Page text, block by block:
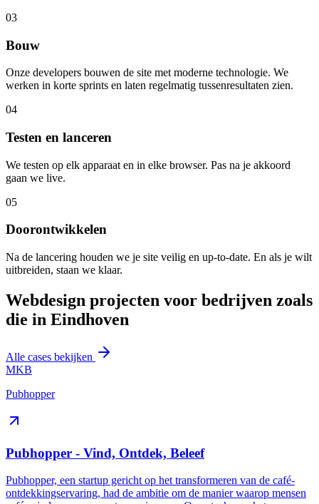
03
Bouw
Onze developers bouwen de site met moderne technologie. We
werken in korte sprints en laten regelmatig tussenresultaten zien.
04
Testen en lanceren
We testen op elk apparaat en in elke browser. Pas na je akkoord
gaan we live.
05
Doorontwikkelen
Na de lancering houden we je site veilig en up-to-date. En als je wilt
uitbreiden, staan we klaar.
Webdesign projecten voor bedrijven zoals
die in Eindhoven
Alle cases bekijken
MKB
Pubhopper
Pubhopper - Vind, Ontdek, Beleef
Pubhopper, een startup gericht op het transformeren van de café-
ontdekkingservaring, had de ambitie om de manier waarop mensen